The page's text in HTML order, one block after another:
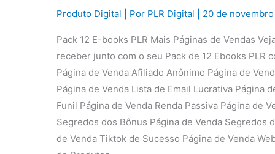
Produto Digital | Por PLR Digital 20 de
Pack 12 E-books PLR Mais Páginas de Vendas
receber junto com o seu Pack de 12 Ebooks PLR
Página de Venda Afiliado Anônimo Página de
Página de Venda Lista de Email Lucrativa Página
Funil Página de Venda Renda Passiva Página de
Segredos dos Bônus Página de Venda Segredos
de Venda Tiktok de Sucesso Página de Venda